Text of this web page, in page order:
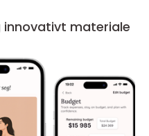
innovativt materiale